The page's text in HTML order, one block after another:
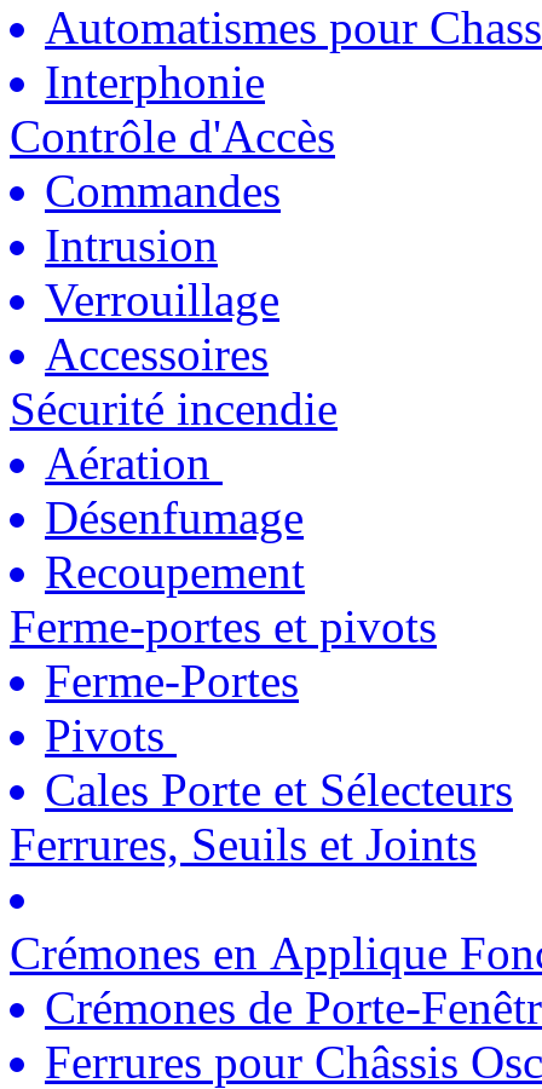
Automatismes pour
Interphonie
Contrôle d'Accès
Commandes
Intrusion
Verrouillage
Accessoires
Sécurité incendie
Aération
Désenfumage
Recoupement
Ferme-portes et pivots
Ferme-Portes
Pivots
Cales Porte et Sélecteurs
Ferrures, Seuils et Joints
Crémones en Applique
Crémones de Porte-
Ferrures pour Châssis